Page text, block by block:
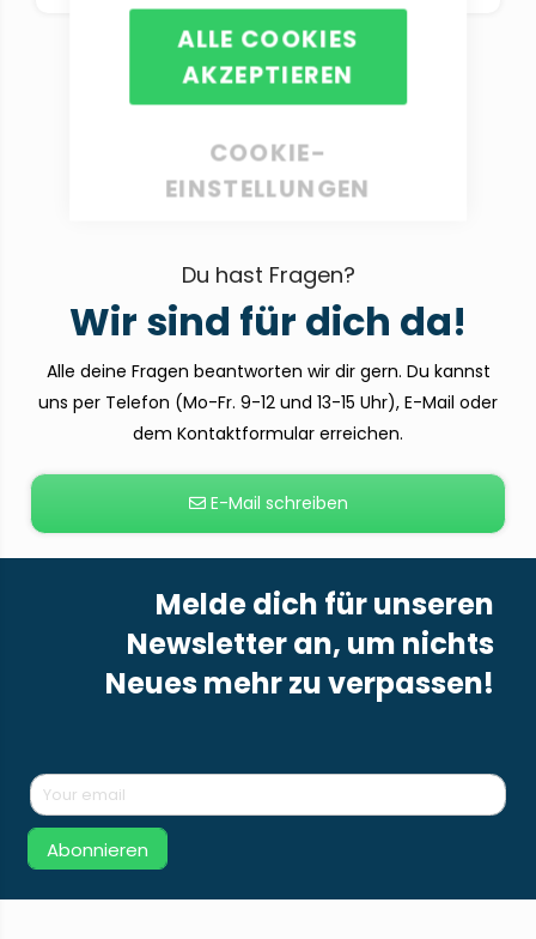
Du hast Fragen?
Wir sind für dich da!
Alle deine Fragen beantworten wir dir gern. Du kannst
uns per Telefon (Mo-Fr. 9-12 und 13-15 Uhr), E-Mail oder
dem Kontaktformular erreichen.
E-Mail schreiben
Melde dich für unseren
Newsletter an, um nichts
Neues mehr zu verpassen!
Abonnieren
ALLE COOKIES
AKZEPTIEREN
COOKIE-
EINSTELLUNGEN